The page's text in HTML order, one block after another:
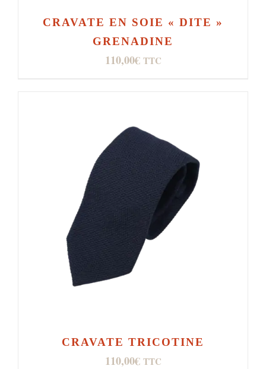
CRAVATE EN SOIE « DITE »
GRENADINE
110,00€ TTC
CRAVATE TRICOTINE
110,00€ TTC